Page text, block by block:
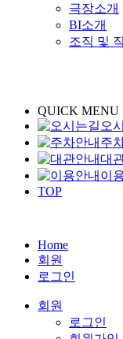
극장소개
BI소개
조직 및
QUICK MENU
오
주
대
이
TOP
Home
회원
로그인
회원
로그인